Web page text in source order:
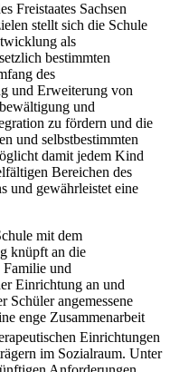
Freistaates Sachsen
stellt sich die Schule
als
bestimmten
des
und Erweiterung von
und
zu fördern und die
und selbstbestimmten
damit jedem Kind
Bereichen des
und gewährleistet eine
mit dem
knüpft an die
und
Einrichtung an und
Schüler angemessene
enge Zusammenarbeit
Einrichtungen
im Sozialraum. Unter